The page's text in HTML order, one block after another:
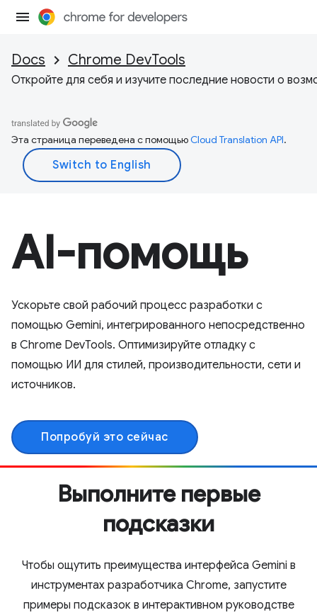
Docs Chrome DevTools
Откройте для себя и изучите последние новости о
Эта страница переведена с помощьюCloud Translation API.
AI-помощь
Ускорьте свой рабочий процесс разработки с
помощью Gemini, интегрированного непосредственно
в Chrome DevTools. Оптимизируйте отладку с
помощью ИИ для стилей, производительности, сети и
источников.
Попробуй это сейчас
Выполните первые
подсказки
Чтобы ощутить преимущества интерфейса Gemini в
инструментах разработчика Chrome, запустите
примеры подсказок в интерактивном руководстве